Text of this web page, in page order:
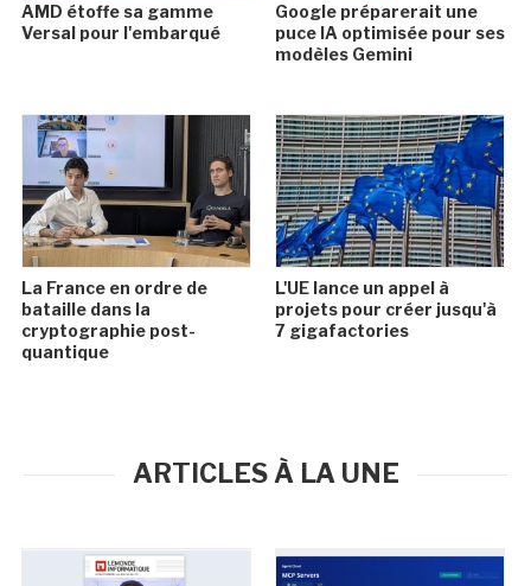
AMD étoffe sa gamme
Versal pour l'embarqué
Google préparerait une
puce IA optimisée pour ses
modèles Gemini
La France en ordre de
bataille dans la
cryptographie post-
quantique
L'UE lance un appel à
projets pour créer jusqu'à
7 gigafactories
ARTICLES À LA UNE